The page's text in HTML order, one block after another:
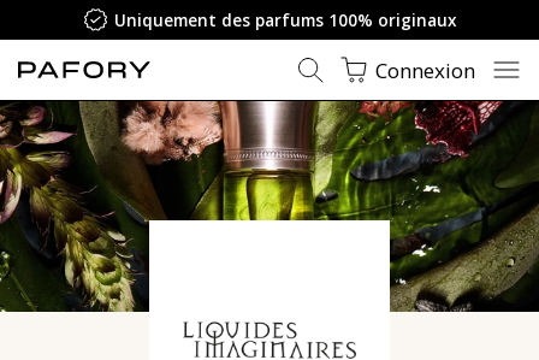
Uniquement des parfums 100% originaux
Connexion